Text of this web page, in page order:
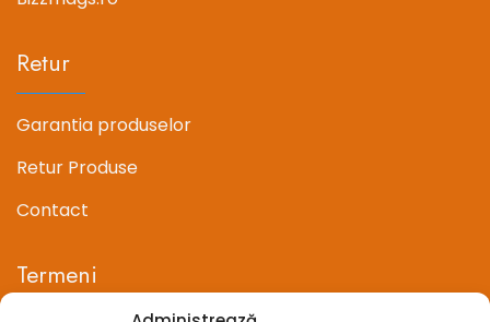
Retur
Garantia produselor
Retur Produse
Contact
Termeni